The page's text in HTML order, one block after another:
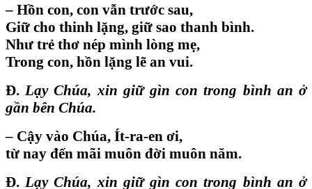
– Hồn con, con vẫn trước sau,
Giữ cho thinh lặng, giữ sao thanh bình.
Như trẻ thơ nép mình lòng mẹ,
Trong con, hồn lặng lẽ an vui.
Đ.Lạy Chúa, xin giữ gìn con trong bình an ở
gần bên Chúa.
– Cậy vào Chúa, Ít-ra-en ơi,
từ nay đến mãi muôn đời muôn năm.
Đ.Lạy Chúa, xin giữ gìn con trong bình an ở